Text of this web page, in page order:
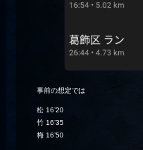
事前の想定では
松 16’20
竹 16’35
梅 16’50